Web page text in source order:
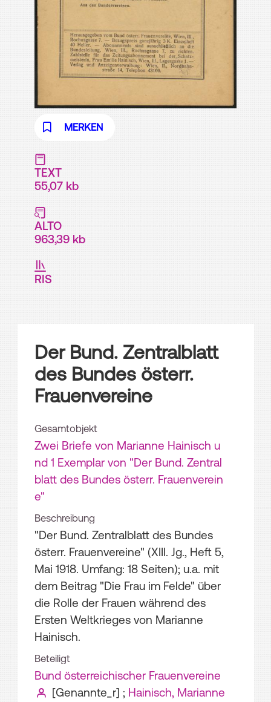
MERKEN
TEXT
55,07 kb
ALTO
963,39 kb
RIS
Der Bund. Zentralblatt
des Bundes österr.
Frauenvereine
Gesamtobjekt
Zwei Briefe von Marianne Hainisch u
nd 1 Exemplar von "Der Bund. Zentral
blatt des Bundes österr. Frauenverein
e"
Beschreibung
"Der Bund. Zentralblatt des Bundes
österr. Frauenvereine" (XIII. Jg., Heft 5,
Mai 1918. Umfang: 18 Seiten); u.a. mit
dem Beitrag "Die Frau im Felde" über
die Rolle der Frauen während des
Ersten Weltkrieges von Marianne
Hainisch.
Beteiligt
Bund österreichischer Frauenvereine
[Genannte_r] ; Hainisch, Marianne